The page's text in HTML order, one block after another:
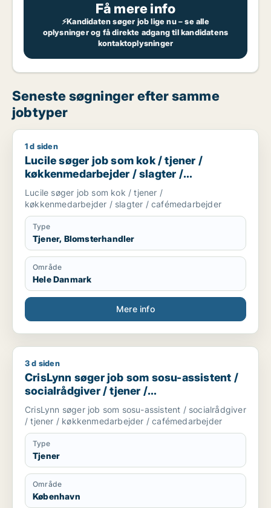
Få mere info
⚡Kandidaten søger job lige nu – se alle
oplysninger og få direkte adgang til kandidatens
kontaktoplysninger
Seneste søgninger efter samme
jobtyper
Lucile søger job som kok / tjener / køkkenmedarbejder /
1 d siden
Lucile søger job som kok / tjener /
køkkenmedarbejder / slagter /
cafémedarbejder
Lucile søger job som kok / tjener /
køkkenmedarbejder / slagter / cafémedarbejder
Type
Tjener, Blomsterhandler
Område
Hele Danmark
Mere info
CrisLynn søger job som sosu-assistent / socialrådgiver /
3 d siden
CrisLynn søger job som sosu-assistent /
socialrådgiver / tjener /
køkkenmedarbejder / cafémedarbejder
CrisLynn søger job som sosu-assistent / socialrådgiver
/ tjener / køkkenmedarbejder / cafémedarbejder
Type
Tjener
Område
København